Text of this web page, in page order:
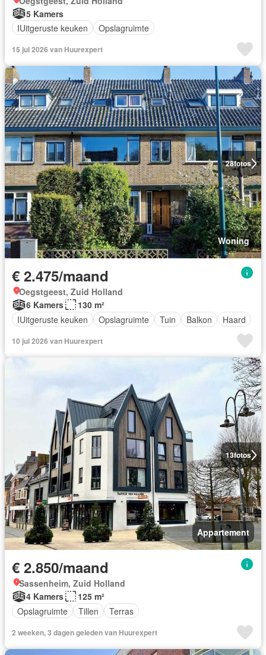
5 Kamers
IUitgeruste keuken
Opslagruimte
15 jul 2026 van Huurexpert
28fotos
Woning
€ 2.475/maand
Oegstgeest, Zuid Holland
6 Kamers
130 m²
IUitgeruste keuken
Opslagruimte Tuin Balkon Haard
10 jul 2026 van Huurexpert
13fotos
Appartement
€ 2.850/maand
Sassenheim, Zuid Holland
4 Kamers
125 m²
Opslagruimte
Tillen Terras
2 weeken, 3 dagen geleden van Huurexpert